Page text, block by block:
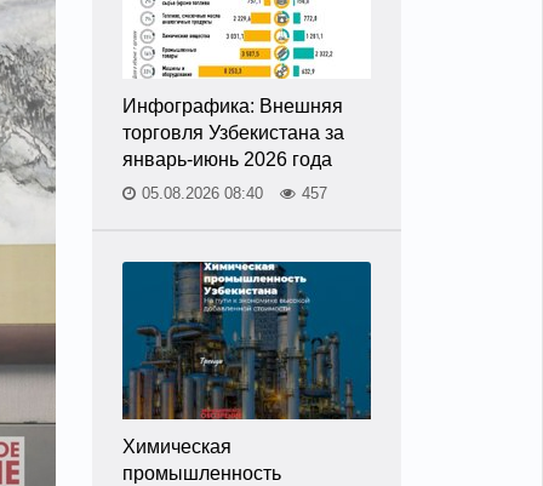
Инфографика: Внешняя
торговля Узбекистана за
январь-июнь 2026 года
05.08.2026 08:40 457
Химическая
промышленность